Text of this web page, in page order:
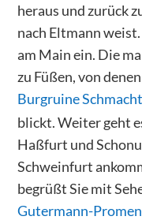
heraus und zurück
nach Eltmann
am Main ein. Die
zu Füßen, von
Burgruine
blickt. Weiter geht
Haßfurt und
Schweinfurt
begrüßt Sie mit
Gutermann-